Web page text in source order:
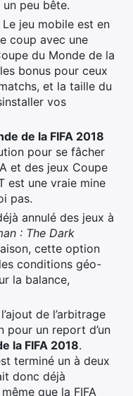
peu bête.
Le jeu mobile est en
coup avec une
du Monde de la
bonus pour ceux
et la taille du
vos
de la FIFA 2018
pour se fâcher
et des jeux Coupe
est une vraie mine
pas.
annulé des jeux à
: The Dark
cette option
conditions géo-
la balance,
de l’arbitrage
pour un report d’un
la FIFA 2018.
terminé un à deux
donc déjà
que la FIFA